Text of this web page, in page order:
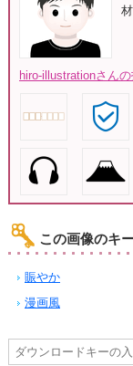
hiro-illustrationさん
この画像のキ
賑やか
漫画風